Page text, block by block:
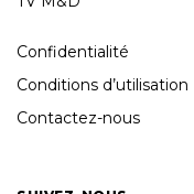
Confidentialité
Conditions d’utilisation
Contactez-nous